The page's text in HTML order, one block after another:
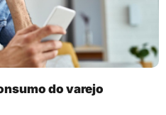
do varejo